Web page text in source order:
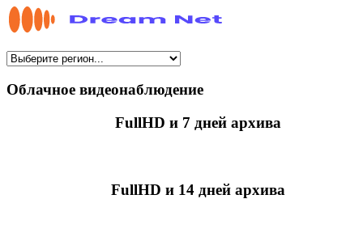
Облачное видеонаблюдение
FullHD и 7 дней архива
FullHD и 14 дней архива